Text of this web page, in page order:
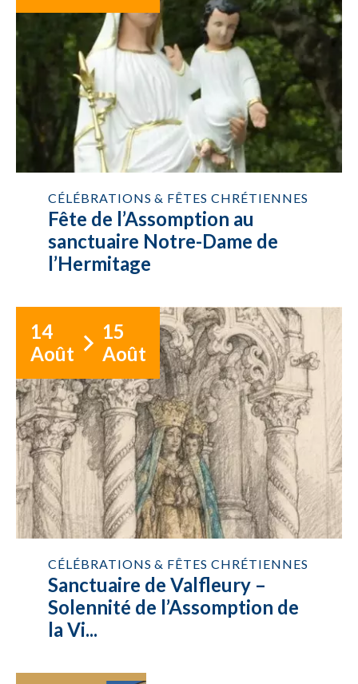
CÉLÉBRATIONS & FÊTES CHRÉTIENNES
Fête de l’Assomption au
sanctuaire Notre-Dame de
l’Hermitage
14
Août
15
Août
CÉLÉBRATIONS & FÊTES CHRÉTIENNES
Sanctuaire de Valfleury –
Solennité de l’Assomption de
la Vi...